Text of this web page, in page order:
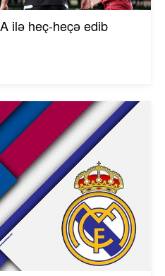
ilə heç-heçə edib